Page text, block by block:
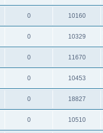
0 10160
0 10329
0 11670
0 10453
0 18827
0 10510